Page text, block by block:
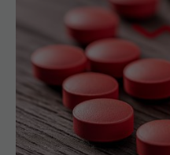
Impactul digoxinei
cardiacă reumatică